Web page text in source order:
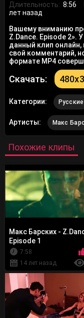
Длительность: 8:56
лет назад
Вашему вниманию
Z.Dance. Episode 2».
данный клип онлайн,
свой комментарий,
формате MP4
Скачать:
Категории: Русские
Артисты: Макс
Похожие клипы
Макс Барских -
Episode 1
7:58
14 лет назад